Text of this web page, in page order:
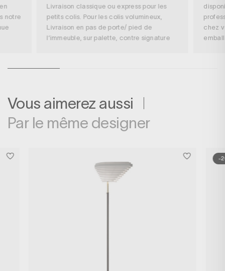
notre
Livraison classique ou express pour les
petits colis. Pour les colis volumineux,
Livraison en pas de porte/ pied de
l’immeuble, sur palette, contre signature
chez
Vous aimerez aussi
Par le même designer
-